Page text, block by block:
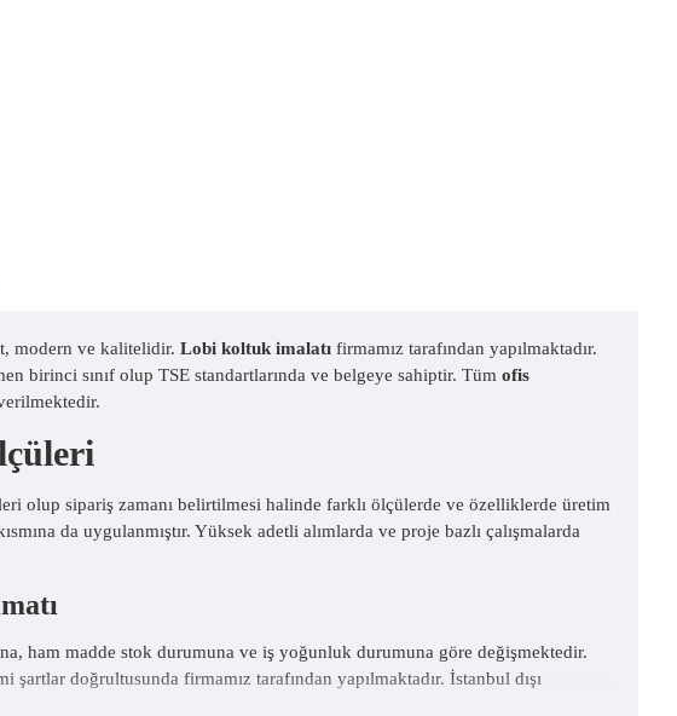
modern ve kalitelidir. Lobi koltuk imalatı firmamız tarafından yapılmaktadır.
birinci sınıf olup TSE standartlarında ve belgeye sahiptir. Tüm ofis
olup sipariş zamanı belirtilmesi halinde farklı ölçülerde ve özelliklerde üretim
da uygulanmıştır. Yüksek adetli alımlarda ve proje bazlı çalışmalarda
ham madde stok durumuna ve iş yoğunluk durumuna göre değişmektedir.
şartlar doğrultusunda firmamız tarafından yapılmaktadır. İstanbul dışı